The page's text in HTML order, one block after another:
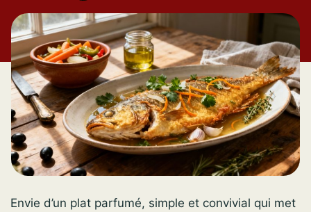
Envie d’un plat parfumé, simple et convivial qui met